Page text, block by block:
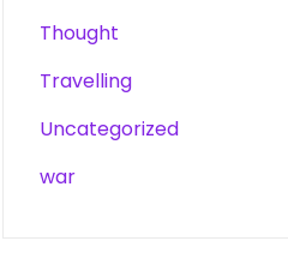
Thought
Travelling
Uncategorized
war